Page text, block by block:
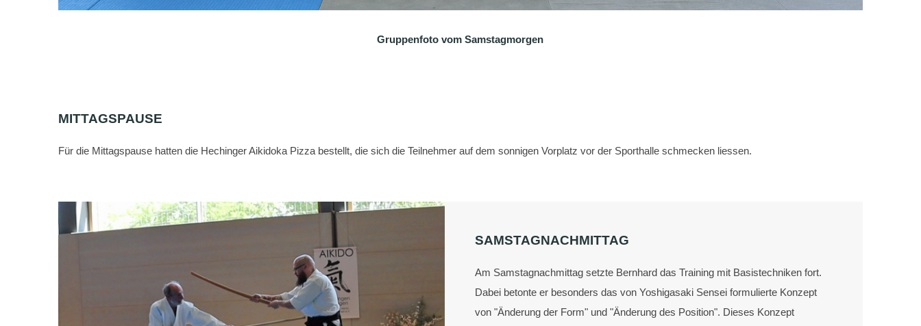
Gruppenfoto vom Samstagmorgen
MITTAGSPAUSE
Für die Mittagspause hatten die Hechinger Aikidoka Pizza bestellt, die sich die Teilnehmer auf dem sonnigen Vorplatz vor der Sporthalle schmecken liessen.
SAMSTAGNACHMITTAG
Am Samstagnachmittag setzte Bernhard das Training mit Basistechniken fort.
Dabei betonte er besonders das von Yoshigasaki Sensei formulierte Konzept
von "Änderung der Form" und "Änderung des Position". Dieses Konzept